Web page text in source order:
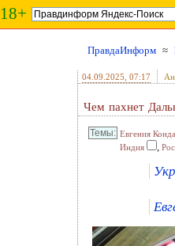
18+
ПравдаИнформ ≈
04.09.2025 , 07:17
Чем пахнет
Евгения
Индия ,